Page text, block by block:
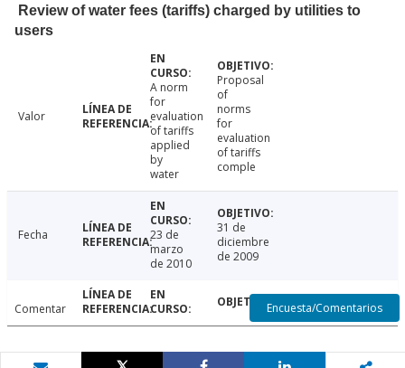
Review of water fees (tariffs) charged by utilities to
users
Valor
A norm
for
evaluation
of tariffs
applied
by
water
Proposal
of
norms
for
evaluation
of tariffs
comple
Fecha
23 de
marzo
de 2010
31 de
diciembre
de 2009
Comentar Encuesta/Comentarios